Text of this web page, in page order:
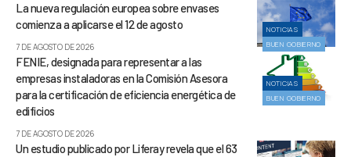
NOTICIAS
BUEN GOBIERNO
La nueva regulación europea sobre envases
comienza a aplicarse el 12 de agosto
7 DE AGOSTO DE 2026
NOTICIAS
BUEN GOBIERNO
FENIE, designada para representar a las
empresas instaladoras en la Comisión Asesora
para la certificación de eficiencia energética de
edificios
7 DE AGOSTO DE 2026
Un estudio publicado por Liferay revela que el 63